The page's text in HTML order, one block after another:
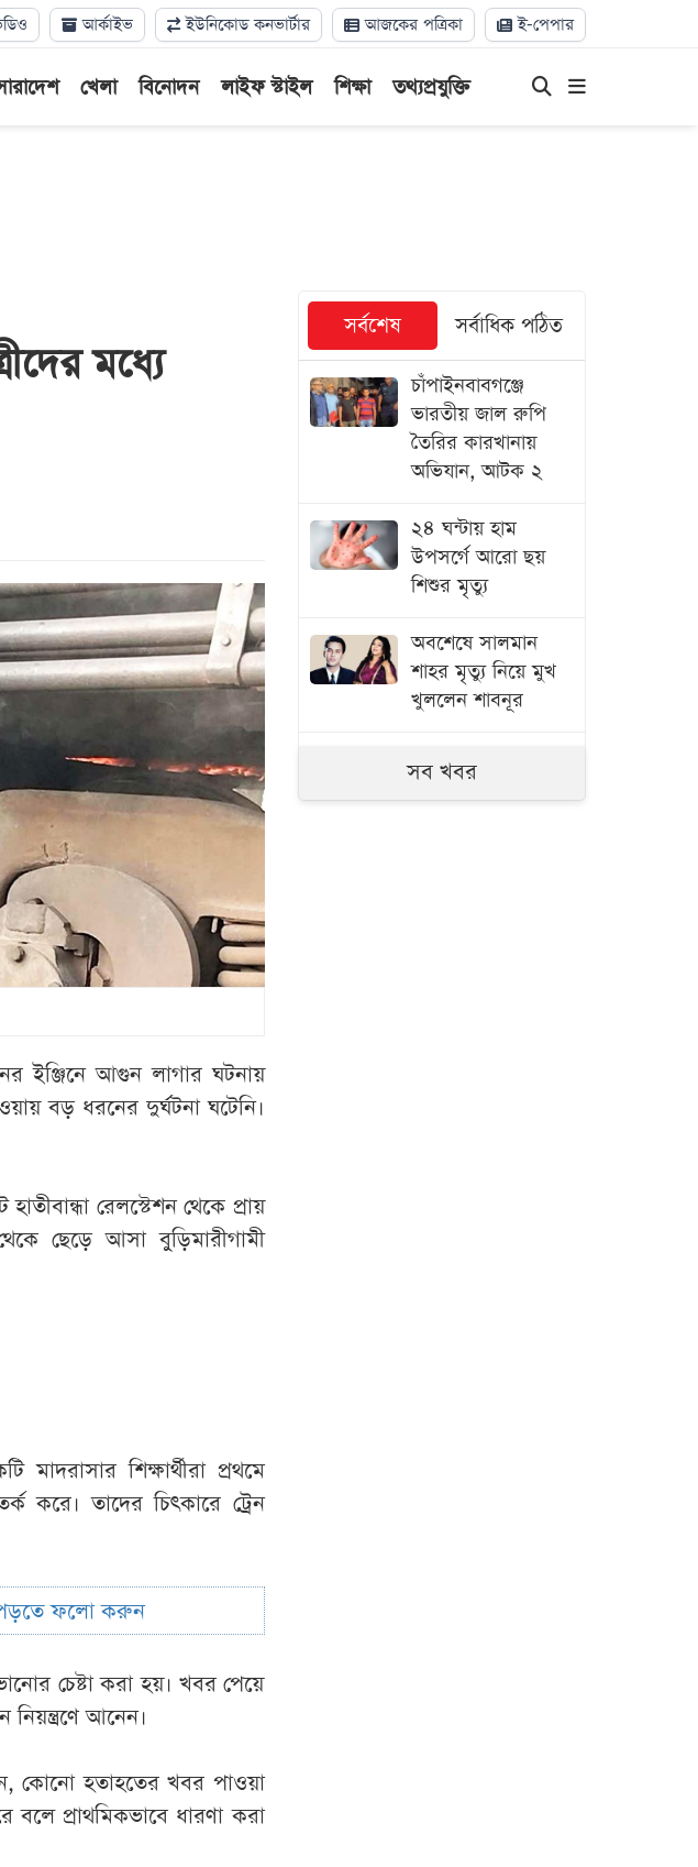
আর্কাইভ ইউনিকোড কনভার্টার আজকের পত্রিকা ই-পেপার
খেলা বিনোদন লাইফ স্টাইল শিক্ষা তথ্যপ্রযুক্তি
মধ্যে
ইঞ্জিনে আগুন লাগার ঘটনায়
বড় ধরনের দুর্ঘটনা ঘটেনি।
রেলস্টেশন থেকে প্রায়
ছেড়ে আসা বুড়িমারীগামী
মাদরাসার শিক্ষার্থীরা প্রথমে
করে। তাদের চিৎকারে ট্রেন
ফলো করুন
চেষ্টা করা হয়। খবর পেয়ে
নিয়ন্ত্রণে আনেন।
কোনো হতাহতের খবর পাওয়া
বলে প্রাথমিকভাবে ধারণা করা
সর্বশেষ সর্বাধিক পঠিত
চাঁপাইনবাবগঞ্জে
ভারতীয় জাল রুপি
তৈরির কারখানায়
অভিযান, আটক ২
২৪ ঘন্টায় হাম
উপসর্গে আরো ছয়
শিশুর মৃত্যু
অবশেষে সালমান
শাহর মৃত্যু নিয়ে মুখ
খুললেন শাবনূর
সালমান শাহ হত্যা
মামলা
বিমানবন্দর
সব খবর